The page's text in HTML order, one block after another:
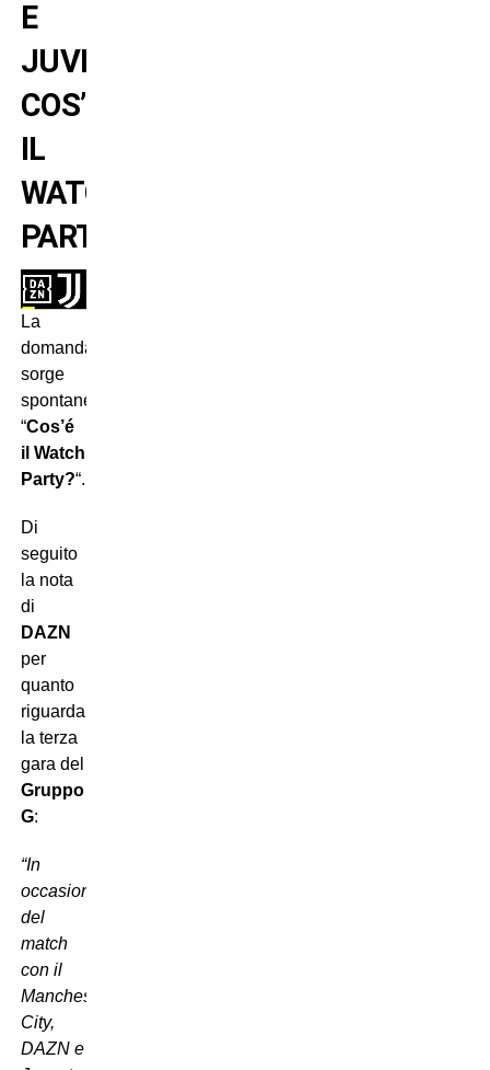
E
JUVENTUS:
COS’È
IL
WATCH
PARTY
La
domanda
sorge
spontanea:
“Cos’é
il Watch
Party?“.
Di
seguito
la nota
di
DAZN
per
quanto
riguarda
la terza
gara del
Gruppo
G:
“In
occasione
del
match
con il
Manchester
City,
DAZN e